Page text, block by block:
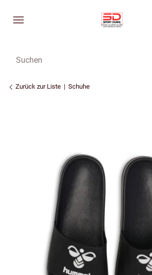
Zurück zur Liste Schuhe